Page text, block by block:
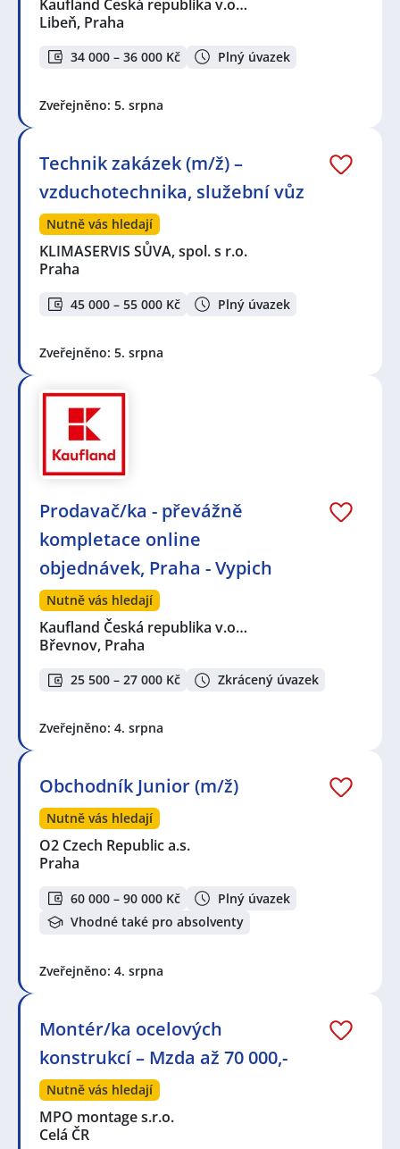
Kaufland Česká republika v.o…
Libeň, Praha
34 000 – 36 000 Kč Plný úvazek
Zveřejněno: 5. srpna
Technik zakázek (m/ž) –
vzduchotechnika, služební vůz
Nutně vás hledají
KLIMASERVIS SŮVA, spol. s r.o.
Praha
45 000 – 55 000 Kč Plný úvazek
Zveřejněno: 5. srpna
Prodavač/ka - převážně
kompletace online
objednávek, Praha - Vypich
Nutně vás hledají
Kaufland Česká republika v.o…
Břevnov, Praha
25 500 – 27 000 Kč Zkrácený úvazek
Zveřejněno: 4. srpna
Obchodník Junior (m/ž)
Nutně vás hledají
O2 Czech Republic a.s.
Praha
60 000 – 90 000 Kč
Plný úvazek
Vhodné také pro absolventy
Zveřejněno: 4. srpna
Montér/ka ocelových
konstrukcí – Mzda až 70 000,-
Nutně vás hledají
MPO montage s.r.o.
Celá ČR